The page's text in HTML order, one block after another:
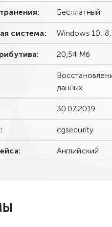
Бесплатный
система: Windows 10, 8,
20,54 Мб
данных
30.07.2019
cgsecurity
Английский